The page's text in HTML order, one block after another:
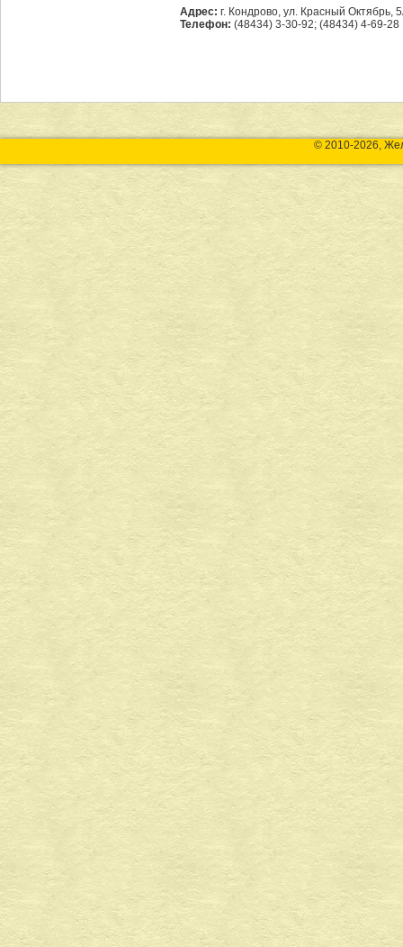
Адрес: г. Кондрово, ул. Красный Октябрь,
Телефон: (48434) 3-30-92; (48434) 4-69-28
© 2010-2026,